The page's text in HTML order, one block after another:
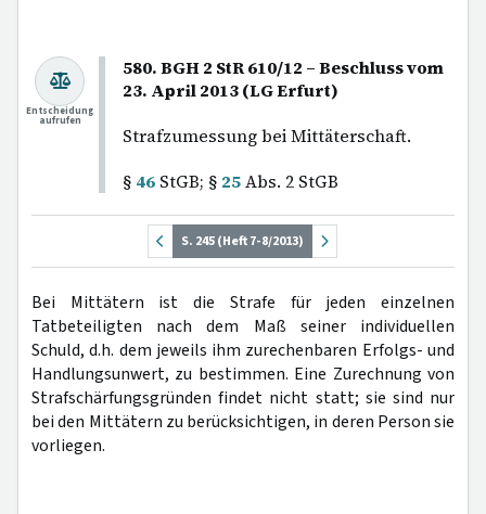
580. BGH 2 StR 610/12 – Beschluss vom
23. April 2013 (LG Erfurt)
Strafzumessung bei Mittäterschaft.
§ 46 StGB; § 25Abs. 2 StGB
Entscheidung
aufrufen
S. 245 (Heft 7-8/2013)
Bei Mittätern ist die Strafe für jeden einzelnen
Tatbeteiligten nach dem Maß seiner individuellen
Schuld, d.h. dem jeweils ihm zurechenbaren Erfolgs- und
Handlungsunwert, zu bestimmen. Eine Zurechnung von
Strafschärfungsgründen findet nicht statt; sie sind nur
bei den Mittätern zu berücksichtigen, in deren Person sie
vorliegen.